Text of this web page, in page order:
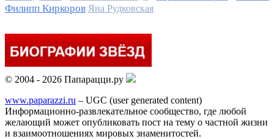
Филипп Киркоров Яна Рудковская
© 2004 - 2026 Папарацци.ру
www.paparazzi.ru – UGC (user generated content)
Информационно-развлекательное сообщество, где любой
желающий может опубликовать пост на тему о частной жизни
и взаимоотношениях мировых знаменитостей.